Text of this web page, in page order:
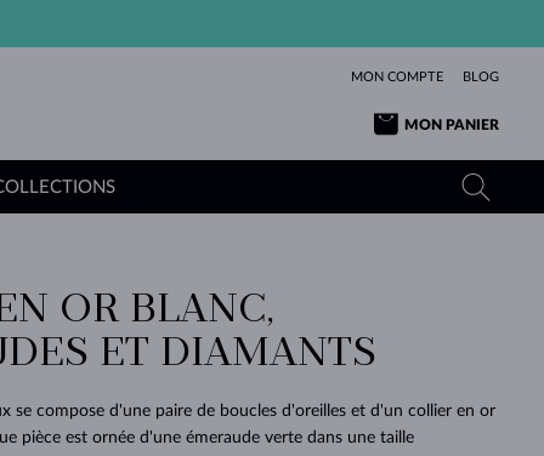
MON COMPTE BLOG
MON PANIER
L'AMOUR
OR JAUNE
OR ROSE
TANZANITES
TOPAZES
TOURMALINES
MOLDAVITES
TOURMALINES
MOLDAVITES
PENDENTIFS EN PERLES
SAPHIRS
ÉMERAUDES
MOLDAVITES
MINÉRAUX
OR BLANC,
ET DIAMANTS
se compose d'une paire de boucles d'oreilles et d'un collier en or
pièce est ornée d'une émeraude verte dans une taille